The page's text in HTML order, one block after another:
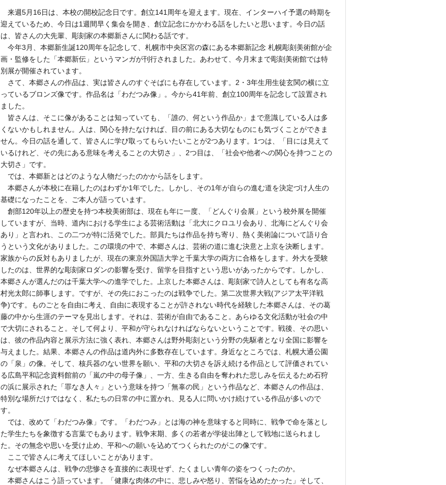
来週5月16日は、本校の開校記念日です。創立141周年を迎えます。現在、インターハイ予選の時期を
迎えているため、今日は1週間早く集会を開き、創立記念にかかわる話をしたいと思います。今日の話
は、皆さんの大先輩、彫刻家の本郷新さんに関わる話です。
今年3月、本郷新生誕120周年を記念して、札幌市中央区宮の森にある本郷新記念 札幌彫刻美術館が企
画・監修をした「本郷新伝」というマンガが刊行されました。あわせて、今月末まで彫刻美術館では特
別展が開催されています。
さて、本郷さんの作品は、実は皆さんのすぐそばにも存在しています。2・3年生用生徒玄関の横に立
っているブロンズ像です。作品名は「わだつみ像」。今から41年前、創立100周年を記念して設置され
ました。
皆さんは、そこに像があることは知っていても、「誰の、何という作品か」まで意識している人は多
くないかもしれません。人は、関心を持たなければ、目の前にある大切なものにも気づくことができま
せん。今日の話を通して、皆さんに学び取ってもらいたいことが2つあります。1つは、「目には見えて
いるけれど、その先にある意味を考えることの大切さ」、2つ目は、「社会や他者への関心を持つことの
大切さ」です。
では、本郷新とはどのような人物だったのかから話をします。
本郷さんが本校に在籍したのはわずか1年でした。しかし、その1年が自らの進む道を決定づけ人生の
基礎になったことを、ご本人が語っています。
創部120年以上の歴史を持つ本校美術部は、現在も年に一度、「どんぐり会展」という校外展を開催
していますが、当時、道内における学生による芸術活動は「北大にクロユリ会あり、北海にどんぐり会
あり」と言われ、この二つが特に活発でした。部員たちは作品を持ち寄り、熱く美術論について語り合
うという文化がありました。この環境の中で、本郷さんは、芸術の道に進む決意と上京を決断します。
家族からの反対もありましたが、現在の東京外国語大学と千葉大学の両方に合格をします。外大を受験
したのは、世界的な彫刻家ロダンの影響を受け、留学を目指すという思いがあったからです。しかし、
本郷さんが選んだのは千葉大学への進学でした。上京した本郷さんは、彫刻家で詩人としても有名な高
村光太郎に師事します。ですが、その先におこったのは戦争でした。第二次世界大戦(アジア太平洋戦
争)です。ものごとを自由に考え、自由に表現することが許されない時代を経験した本郷さんは、その葛
藤の中から生涯のテーマを見出します。それは、芸術が自由であること。あらゆる文化活動が社会の中
で大切にされること。そして何より、平和が守られなければならないということです。戦後、その思い
は、彼の作品内容と展示方法に強く表れ、本郷さんは野外彫刻という分野の先駆者となり全国に影響を
与えました。結果、本郷さんの作品は道内外に多数存在しています。身近なところでは、札幌大通公園
の「泉」の像。そして、核兵器のない世界を願い、平和の大切さを訴え続ける作品として評価されてい
る広島平和記念資料館前の「嵐の中の母子像」、一方、生きる自由を奪われた悲しみを伝えるため石狩
の浜に展示された「罪なき人々」という意味を持つ「無辜の民」という作品など、本郷さんの作品は、
特別な場所だけではなく、私たちの日常の中に置かれ、見る人に問いかけ続けている作品が多いので
す。
では、改めて「わだつみ像」です。「わだつみ」とは海の神を意味すると同時に、戦争で命を落とし
た学生たちを象徴する言葉でもあります。戦争末期、多くの若者が学徒出陣として戦地に送られまし
た。その無念や思いを受け止め、平和への願いを込めてつくられたのがこの像です。
ここで皆さんに考えてほしいことがあります。
なぜ本郷さんは、戦争の悲惨さを直接的に表現せず、たくましい青年の姿をつくったのか。
本郷さんはこう語っています。「健康な肉体の中に、悲しみや怒り、苦悩を込めたかった」そして、